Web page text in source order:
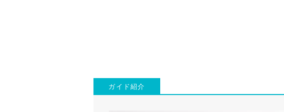
ガイド紹介